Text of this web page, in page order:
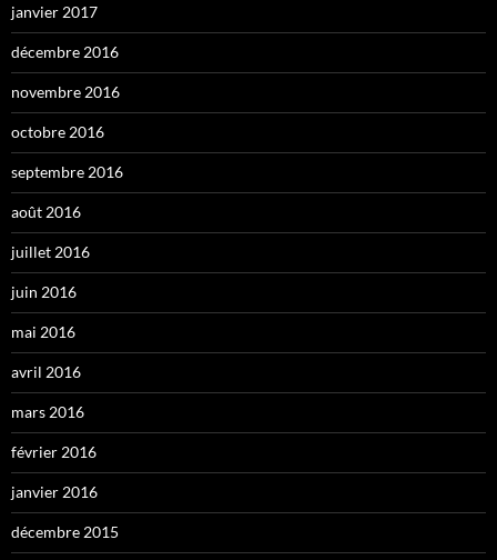
janvier 2017
décembre 2016
novembre 2016
octobre 2016
septembre 2016
août 2016
juillet 2016
juin 2016
mai 2016
avril 2016
mars 2016
février 2016
janvier 2016
décembre 2015